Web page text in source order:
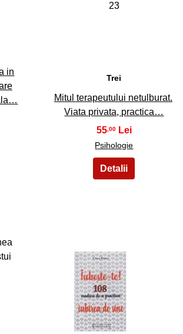
in
23
Trei
Mitul terapeutului netulburat.
Viata privata, practica…
55,00
Psihologie
28